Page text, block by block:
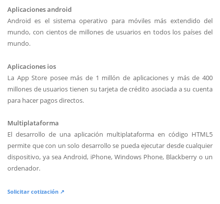
Aplicaciones android
Android es el sistema operativo para móviles más extendido del
mundo, con cientos de millones de usuarios en todos los países del
mundo.
Aplicaciones ios
La App Store posee más de 1 millón de aplicaciones y más de 400
millones de usuarios tienen su tarjeta de crédito asociada a su cuenta
para hacer pagos directos.
Multiplataforma
El desarrollo de una aplicación multiplataforma en código HTML5
permite que con un solo desarrollo se pueda ejecutar desde cualquier
dispositivo, ya sea Android, iPhone, Windows Phone, Blackberry o un
ordenador.
Solicitar cotización ↗